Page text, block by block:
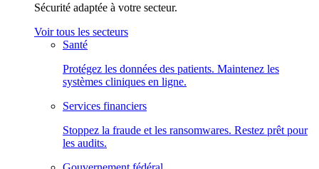
Sécurité adaptée à votre secteur.
Voir tous les secteurs
Santé
Protégez les données des patients. Maintenez les
systèmes cliniques en ligne.
Services financiers
Stoppez la fraude et les ransomwares. Restez prêt pour
les audits.